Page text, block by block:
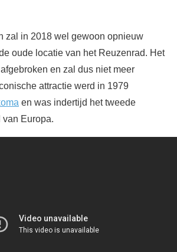
zal in 2018 wel gewoon opnieuw
oude locatie van het Reuzenrad. Het
en zal dus niet meer
attractie werd in 1979
en was indertijd het tweede
van Europa.